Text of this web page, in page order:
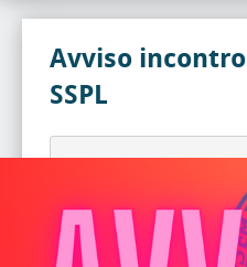
Avviso incontro
SSPL